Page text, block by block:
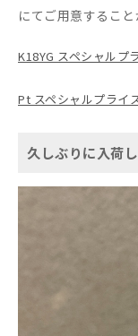
にてご用意すること
K18YG スペシャルプ
Pt スペシャルプライ
久しぶりに入荷